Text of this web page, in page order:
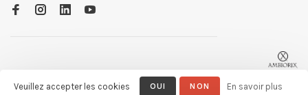
Veuillez accepter les cookies OUI NON En savoir plus